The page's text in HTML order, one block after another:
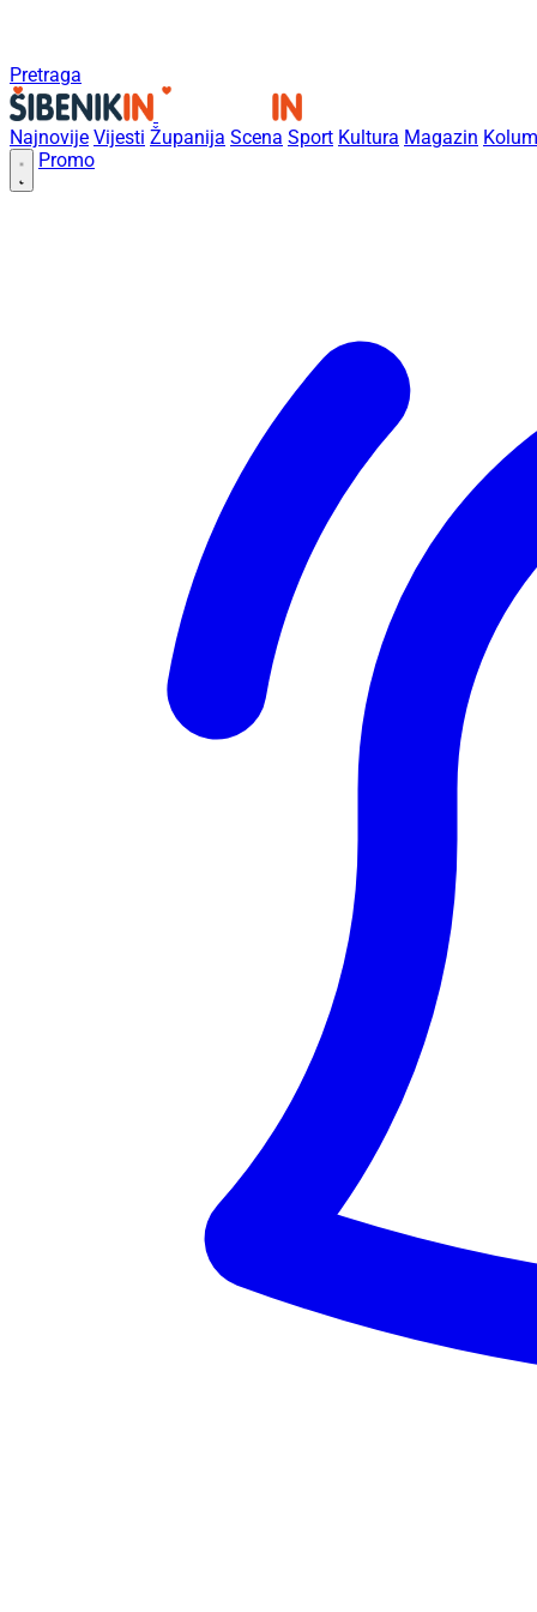
Pretraga
Najnovije Vijesti Županija Scena Sport Kultura Magazin
Promo